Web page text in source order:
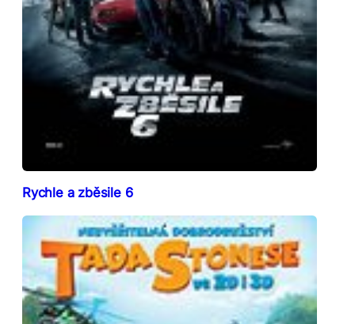
Rychle a zběsile 6